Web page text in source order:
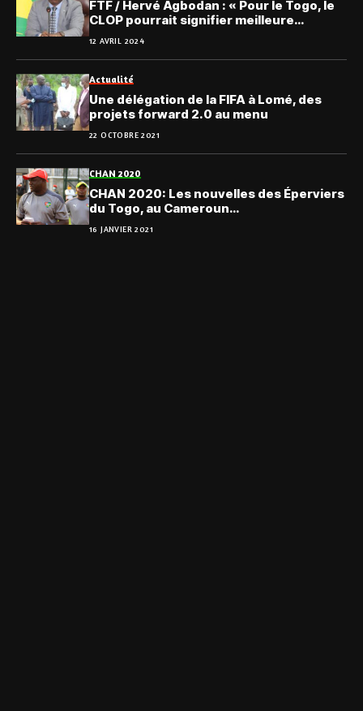
FTF / Hervé Agbodan : « Pour le Togo, le
CLOP pourrait signifier meilleure
compétitivité et amélioration de la
12 AVRIL 2024
Actualité
Une délégation de la FIFA à Lomé, des
projets forward 2.0 au menu
22 OCTOBRE 2021
CHAN 2020
CHAN 2020: Les nouvelles des Éperviers
du Togo, au Cameroun…
16 JANVIER 2021